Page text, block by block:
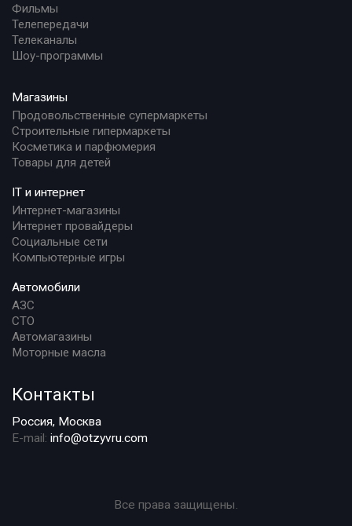
Фильмы
Телепередачи
Телеканалы
Шоу-программы
Магазины
Продовольственные супермаркеты
Строительные гипермаркеты
Косметика и парфюмерия
Товары для детей
IT и интернет
Интернет-магазины
Интернет провайдеры
Социальные сети
Компьютерные игры
Автомобили
АЗС
СТО
Автомагазины
Моторные масла
Контакты
Россия, Москва
E-mail: info@otzyvru.com
Все права защищены.